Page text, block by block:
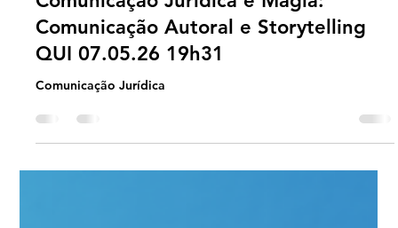
#AgilidadeJuridica EP120
Comunicação Jurídica é Magia:
Comunicação Autoral e Storytelling
QUI 07.05.26 19h31
Comunicação Jurídica